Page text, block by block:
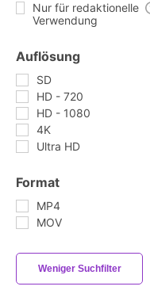
Nur für redaktionelle
Verwendung
Auflösung
SD
HD - 720
HD - 1080
4K
Ultra HD
Format
MP4
MOV
Weniger Suchfilter